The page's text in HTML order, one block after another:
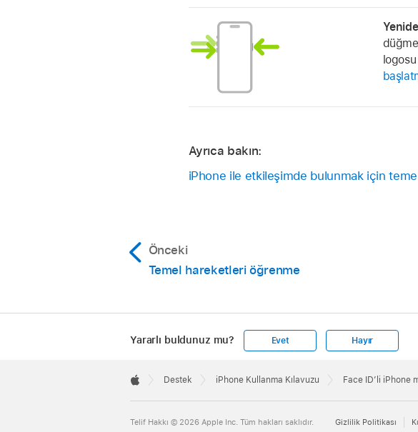
Ayrıca bakın:
iPhone ile etkileşimde bulunmak için
Önceki
Temel hareketleri öğrenme
Yararlı buldunuz mu? Evet Hayır
Footer

Destek iPhone Kullanma Kılavuzu Face ID’li iPhone
Telif Hakkı © 2026 Apple Inc. Tüm hakları saklıdır. Gizlilik Politikası